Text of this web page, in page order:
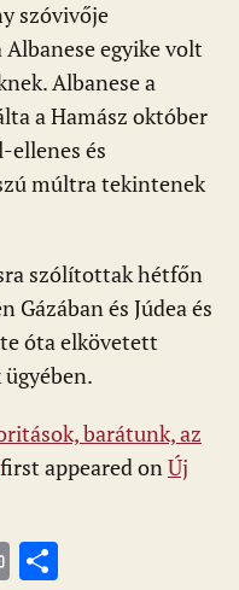
szóvivője
Albanese egyike volt
Albanese a
a Hamász október
ellenes és
múltra tekintenek
szólítottak hétfőn
Gázában és Júdea és
óta elkövetett
barátunk, az
first appeared on Új
Pr